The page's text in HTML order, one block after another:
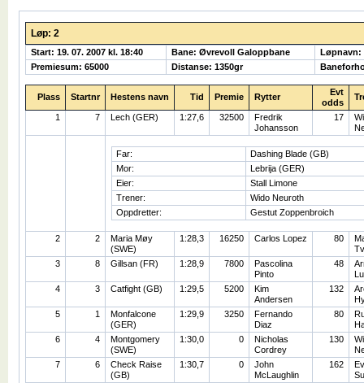
Løp: 2
Start: 19. 07. 2007 kl. 18:40 Bane: Øvrevoll Galoppbane
Løpnavn:
Premiesum: 65000
Distanse: 1350gr
Plass Startnr Hestens navn Tid Premie Rytter
Evt
odds
1 7 Lech (GER) 1:27,6 32500
Fredrik
Johansson
17
Far:
Dashing Blade (GB)
Mor:
Lebrija (GER)
Eier:
Stall Limone
Trener:
Wido Neuroth
Oppdretter:
Gestut Zoppenbroich
2 2
Maria Møy
(SWE)
1:28,3 16250 Carlos Lopez 80
3
8 Gillsan (FR) 1:28,9 7800
Pascolina
Pinto
48
4
3 Catfight (GB) 1:29,5 5200
Kim
Andersen
132
5
1
Monfalcone
(GER)
1:29,9 3250
Fernando
Diaz
80
6
4
Montgomery
(SWE)
1:30,0 0
Nicholas
Cordrey
130
7
6
Check Raise
(GB)
1:30,7 0
John
McLaughlin
162